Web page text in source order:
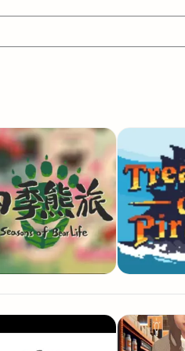
發 網站架設網頁製作 語言
修圖 廣告操作 SEO
內設計 網站開發 接案
計 網頁製作 SCI醫學論文寫
業務外包 設計建模渲染
影片製作 長篇文案 設計